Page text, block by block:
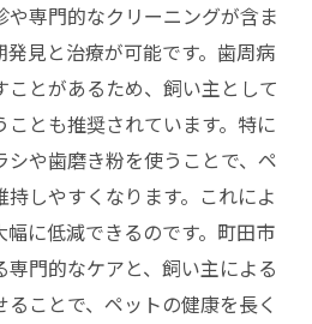
や専門的なクリーニングが含ま
見と治療が可能です。歯周病
とがあるため、飼い主として
とも推奨されています。特に
や歯磨き粉を使うことで、ペ
しやすくなります。これによ
幅に低減できるのです。町田市
門的なケアと、飼い主による
ことで、ペットの健康を長く